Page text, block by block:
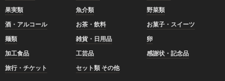
果実類
魚介類
野菜類
酒・アルコール
お茶・飲料
お菓子・スイーツ
麺類
雑貨・日用品
卵
加工食品
工芸品
感謝状・記念品
旅行・チケット
セット類 その他